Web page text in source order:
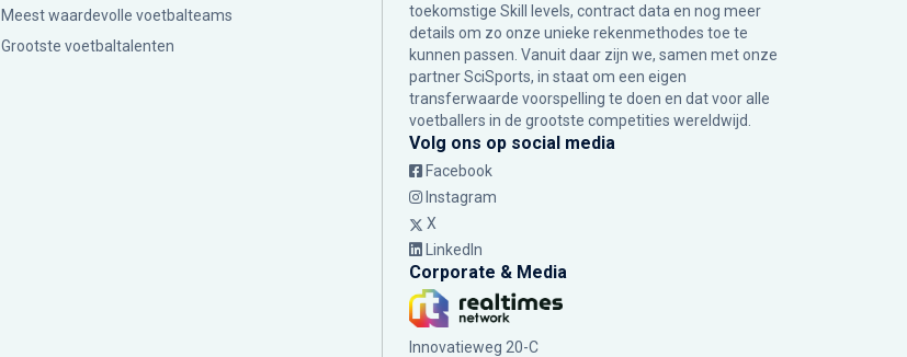
Meest waardevolle voetbalteams
Grootste voetbaltalenten
toekomstige Skill levels, contract data en nog meer
details om zo onze unieke rekenmethodes toe te
kunnen passen. Vanuit daar zijn we, samen met onze
partner SciSports, in staat om een eigen
transferwaarde voorspelling te doen en dat voor alle
voetballers in de grootste competities wereldwijd.
Volg ons op social media
Facebook
Instagram
X
LinkedIn
Corporate & Media
Innovatieweg 20-C